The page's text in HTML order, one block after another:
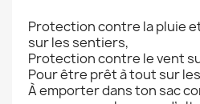
Protection contre la pluie
sur les sentiers,
Protection contre le vent
Pour être prêt à tout sur
À emporter dans ton sac